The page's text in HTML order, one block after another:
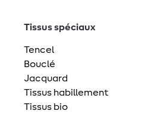
Tissus spéciaux
Tencel
Bouclé
Jacquard
Tissus habillement
Tissus bio